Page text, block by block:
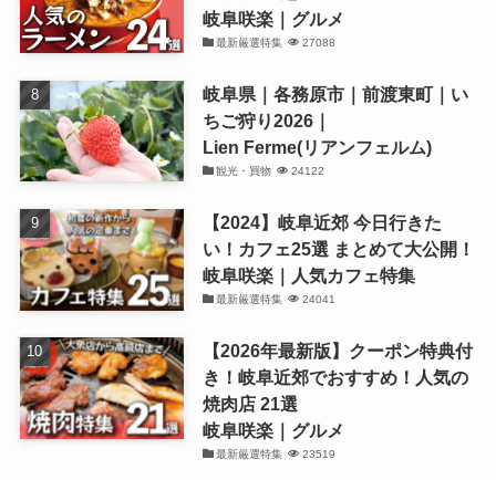
岐阜咲楽｜グルメ
最新厳選特集 27088
岐阜県｜各務原市｜前渡東町｜い
ちご狩り2026｜
Lien Ferme(リアンフェルム)
観光・買物 24122
【2024】岐阜近郊 今日行きた
い！カフェ25選 まとめて大公開！
岐阜咲楽｜人気カフェ特集
最新厳選特集 24041
【2026年最新版】クーポン特典付
き！岐阜近郊でおすすめ！人気の
焼肉店 21選
岐阜咲楽｜グルメ
最新厳選特集 23519